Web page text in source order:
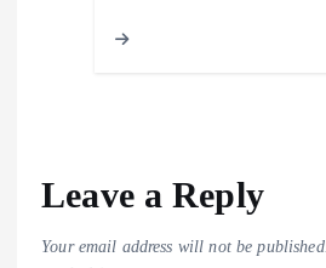
Leave a Reply
Your email address will not be published.